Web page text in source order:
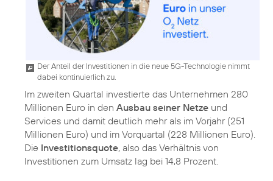
Der Anteil der Investitionen in die neue 5G-Technologie nimmt
dabei kontinuierlich zu.
Im zweiten Quartal investierte das Unternehmen 280
Millionen Euro in den Ausbau seiner Netze und
Services und damit deutlich mehr als im Vorjahr (251
Millionen Euro) und im Vorquartal (228 Millionen Euro).
Die Investitionsquote, also das Verhältnis von
Investitionen zum Umsatz lag bei 14,8 Prozent.